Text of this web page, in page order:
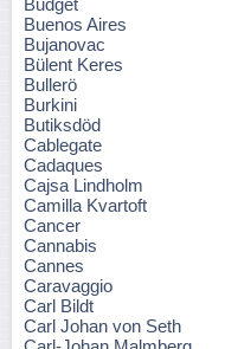
Budget
Buenos Aires
Bujanovac
Bülent Keres
Bullerö
Burkini
Butiksdöd
Cablegate
Cadaques
Cajsa Lindholm
Camilla Kvartoft
Cancer
Cannabis
Cannes
Caravaggio
Carl Bildt
Carl Johan von Seth